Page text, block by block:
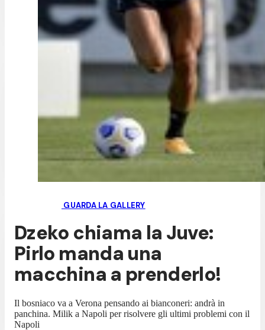
GUARDA LA GALLERY
Dzeko chiama la Juve:
Pirlo manda una
macchina a prenderlo!
Il bosniaco va a Verona pensando ai bianconeri: andrà in
panchina. Milik a Napoli per risolvere gli ultimi problemi con il
Napoli